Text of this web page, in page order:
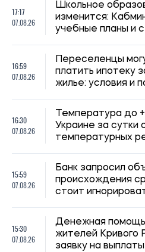
17:17
07.08.26
Школьное
изменится:
учебные планы и
16:59
07.08.26
Переселенцы
платить ипотеку
жилье: условия и
16:30
07.08.26
Температура до
Украине за сутки
температурных
15:59
07.08.26
Банк запросил
происхождения
стоит
15:30
07.08.26
Денежная помощь
жителей Кривого
заявку на выплаты